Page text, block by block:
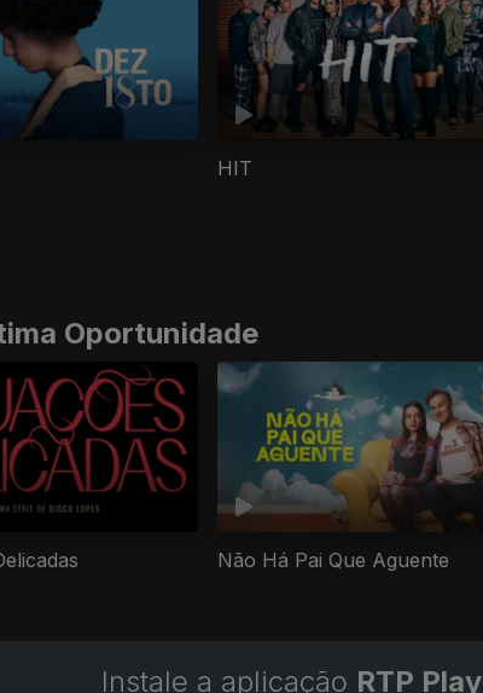
HIT
Oportunidade
Não Há Pai Que Aguente
Instale a aplicação RTP Play